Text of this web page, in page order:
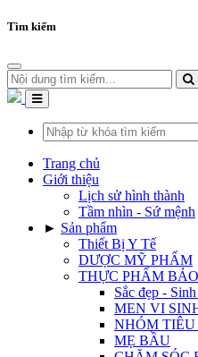
Tìm kiếm
Trang chủ
Giới thiệu
Lịch sử hình thành
Tầm nhìn - Sứ mệnh
► Sản phẩm
Thiết Bị Y Tế
DƯỢC MỸ PHẨM
THỰC PHẨM
Sắc đẹp -
MEN VI
NHÓM TIÊU
MẸ BẦU